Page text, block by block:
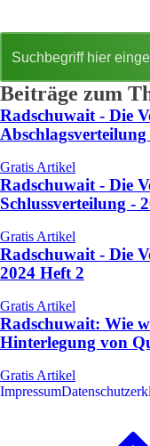
Beiträge zum
Radschuwait - Die
Gratis Artikel
Radschuwait - Die
Schlussverteilung -
Gratis Artikel
Radschuwait - Die
2024 Heft 2
Gratis Artikel
Radschuwait: Wie
Hinterlegung von
Gratis Artikel
Impressum